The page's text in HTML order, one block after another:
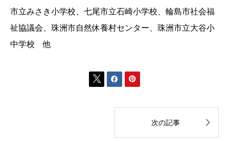
市立みさき小学校、七尾市立石崎小学校、輪島市社会福
祉協議会、珠洲市自然休養村センター、珠洲市立大谷小
中学校 他
  
次の記事 